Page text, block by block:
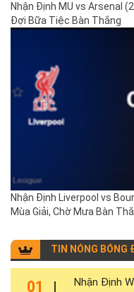
Nhận Định MU vs Arsenal
Đợi Bữa Tiệc Bàn Thắng
Nhận Định Liverpool vs
Mùa Giải, Chờ Mưa Bàn
TIN NÓNG BÓNG
01
Nhận Định